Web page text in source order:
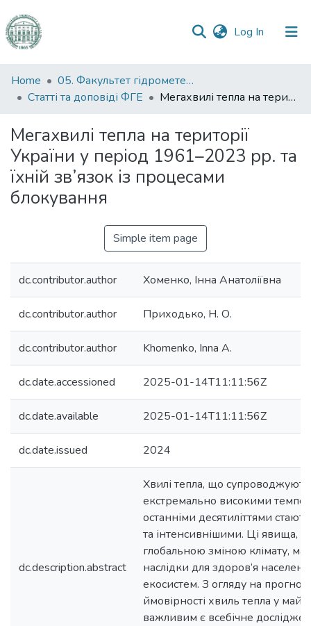
Log In (current)
Communities
&
All of DSpace
Statistics
Home
05. Факультет гідрометеорології і екології
Статті та доповіді ФГЕ
Мегахвилі тепла на території України у період 1961–2023 рр. та їхній зв’язок із процесами блокування
Мегахвилі тепла на території
України у період 1961–2023 рр. та
їхній зв’язок із процесами
блокування
Simple item page
dc.contributor.author Хоменко, Інна Анатоліївна
dc.contributor.author Приходько, Н. О.
dc.contributor.author Khomenko, Inna A.
dc.date.accessioned 2025-01-14T11:11:56Z
dc.date.available 2025-01-14T11:11:56Z
dc.date.issued 2024
dc.description.abstract
Хвилі тепла, що
екстремально високими
останніми десятиліттями
та інтенсивнішими. Ці явища,
глобальною зміною клімату,
наслідки для здоров’я
екосистем. З огляду на
ймовірності хвиль тепла у
важливим є всебічне